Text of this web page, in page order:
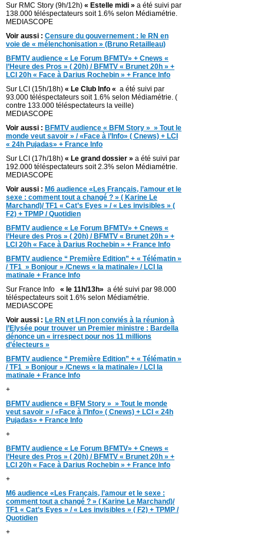
Sur RMC Story (9h/12h) « Estelle midi » a été suivi par
138.000 téléspectateurs soit 1.6% selon Médiamétrie.
MEDIASCOPE
Voir aussi : Censure du gouvernement : le RN en
voie de « mélenchonisation » (Bruno Retailleau)
BFMTV audience « Le Forum BFMTV» + Cnews «
l’Heure des Pros » ( 20h) / BFMTV « Brunet 20h » +
LCI 20h « Face à Darius Rochebin » + France Info
Sur LCI (15h/18h) « Le Club Info « a été suivi par
93.000 téléspectateurs soit 1.6% selon Médiamétrie. (
contre 133.000 téléspectateurs la veille)
MEDIASCOPE
Voir aussi : BFMTV audience « BFM Story » » Tout le
monde veut savoir » / «Face à l’Info» ( Cnews) + LCI
« 24h Pujadas» + France Info
Sur LCI (17h/18h) « Le grand dossier » a été suivi par
192.000 téléspectateurs soit 2.3% selon Médiamétrie.
MEDIASCOPE
Voir aussi : M6 audience «Les Français, l’amour et le
sexe : comment tout a changé ? » ( Karine Le
Marchand)/ TF1 « Cat’s Eyes » / « Les invisibles » (
F2) + TPMP / Quotidien
BFMTV audience « Le Forum BFMTV» + Cnews «
l’Heure des Pros » ( 20h) / BFMTV « Brunet 20h » +
LCI 20h « Face à Darius Rochebin » + France Info
BFMTV audience “ Première Edition” + « Télématin »
/ TF1 » Bonjour » /Cnews « la matinale» / LCI la
matinale + France Info
Sur France Info « le 11h/13h» a été suivi par 98.000
téléspectateurs soit 1.6% selon Médiamétrie.
MEDIASCOPE
Voir aussi : Le RN et LFI non conviés à la réunion à
l’Elysée pour trouver un Premier ministre : Bardella
dénonce un « irrespect pour nos 11 millions
d’électeurs »
BFMTV audience “ Première Edition” + « Télématin »
/ TF1 » Bonjour » /Cnews « la matinale» / LCI la
matinale + France Info
+
BFMTV audience « BFM Story » » Tout le monde
veut savoir » / «Face à l’Info» ( Cnews) + LCI « 24h
Pujadas» + France Info
+
BFMTV audience « Le Forum BFMTV» + Cnews «
l’Heure des Pros » ( 20h) / BFMTV « Brunet 20h » +
LCI 20h « Face à Darius Rochebin » + France Info
+
M6 audience «Les Français, l’amour et le sexe :
comment tout a changé ? » ( Karine Le Marchand)/
TF1 « Cat’s Eyes » / « Les invisibles » ( F2) + TPMP /
Quotidien
+